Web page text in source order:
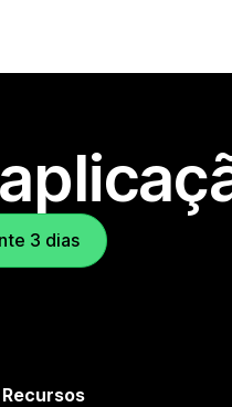
3 dias
Recursos